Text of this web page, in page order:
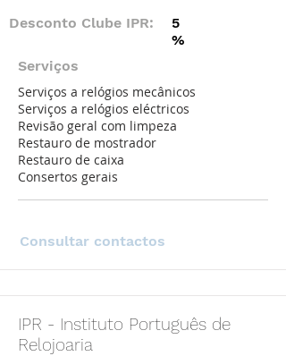
Desconto Clube IPR:
5
%
Serviços
Serviços a relógios mecânicos
Serviços a relógios eléctricos
Revisão geral com limpeza
Restauro de mostrador
Restauro de caixa
Consertos gerais
Consultar contactos
IPR - Instituto Português de
Relojoaria